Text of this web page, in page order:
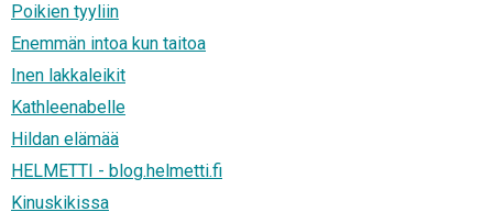
Poikien tyyliin
Enemmän intoa kun taitoa
Inen lakkaleikit
Kathleenabelle
Hildan elämää
HELMETTI - blog.helmetti.fi
Kinuskikissa